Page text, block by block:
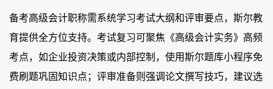
备考高级会计职称需系统学习考试大纲和评审要点，斯尔教
育提供全方位支持。考试复习可聚焦《高级会计实务》高频
考点，如企业投资决策或内部控制，使用斯尔题库小程序免
费刷题巩固知识点；评审准备则强调论文撰写技巧，建议选